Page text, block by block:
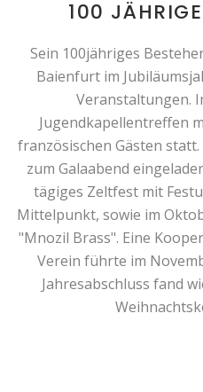
100
Sein 100jähriges
Baienfurt im
Veranstaltungen.
Jugendkapellentreffen
französischen Gästen
zum Galaabend
tägiges Zeltfest mit
Mittelpunkt, sowie im
"Mnozil Brass". Eine
Verein führte im
Jahresabschluss fand